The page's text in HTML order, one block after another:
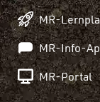
MR-
MR-Info-
MR-Portal